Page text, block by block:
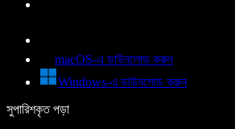
macOS-এ ডাউনলোড করুন
Windows-এ ডাউনলোড করুন
সুপারিশকৃত পড়া